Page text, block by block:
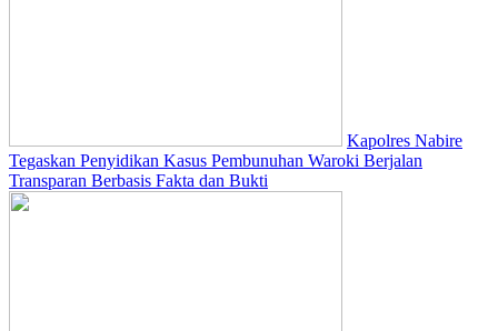
Kapolres Nabire
Tegaskan Penyidikan Kasus Pembunuhan Waroki Berjalan
Transparan Berbasis Fakta dan Bukti